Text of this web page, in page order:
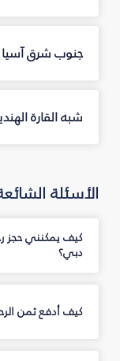
جنوب شرق آسيا
شبه القارة
الأسئلة
كيف يمكنني حجز
دبي؟
كيف أدفع ثمن